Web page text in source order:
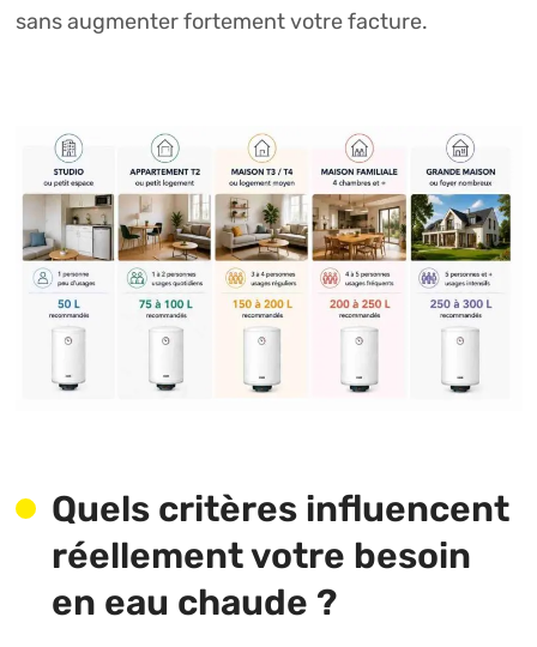
sans augmenter fortement votre facture.
Quels critères influencent
réellement votre besoin
en eau chaude ?